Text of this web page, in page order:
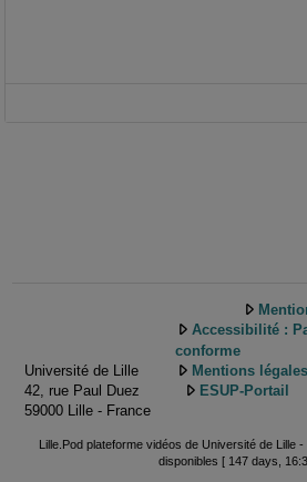
Université de Lille
42, rue Paul Duez
59000 Lille - France
Accessibilité :
conforme
Mentions légales
ESUP-Portail
Lille.Pod plateforme vidéos de Université de Lille -
disponibles [ 147 days,